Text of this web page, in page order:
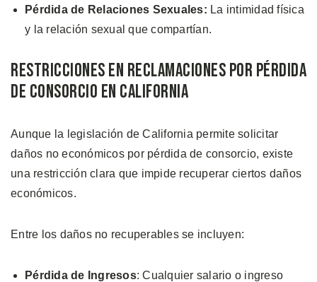
Pérdida de Relaciones Sexuales: La intimidad física
y la relación sexual que compartían.
Restricciones en Reclamaciones Por Pérdida
de Consorcio en California
Aunque la legislación de California permite solicitar
daños no económicos por pérdida de consorcio, existe
una restricción clara que impide recuperar ciertos daños
económicos.
Entre los daños no recuperables se incluyen:
Pérdida de Ingresos: Cualquier salario o ingreso